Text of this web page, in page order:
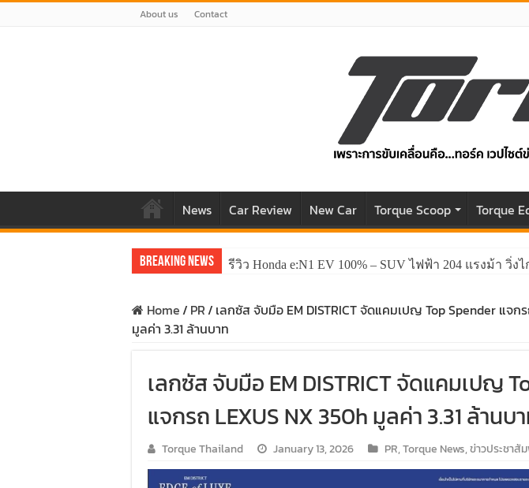
About us Contact
News Car Review New Car Torque Scoop Torque
Breaking News รีวิว Honda e:N1 EV 100% – SUV ไฟฟ้า 204 แรงม้า วิ่
Home/ PR/ เลกซัส จับมือ EM DISTRICT จัดแคมเปญ Top Spender แจก
มูลค่า 3.31 ล้านบาท
เลกซัส จับมือ EM DISTRICT จัดแคมเปญ
แจกรถ LEXUS NX 350h มูลค่า 3.31 ล้านบ
Torque Thailand January 13, 2026 PR,Torque News,ข่าวประชาสั